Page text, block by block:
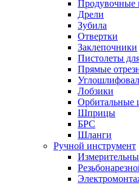
Продувочные
Дрели
Зубила
Отвертки
Заклепочники
Пистолеты
Прямые
Лобзики
Шприцы
БРС
Шланги
Ручной инструмент